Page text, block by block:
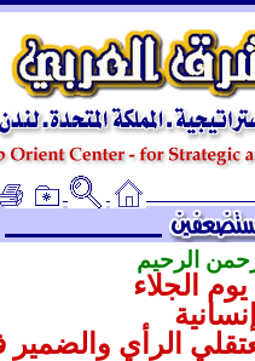
ـ
الرحيم
الجلاء
الرأي والضمير